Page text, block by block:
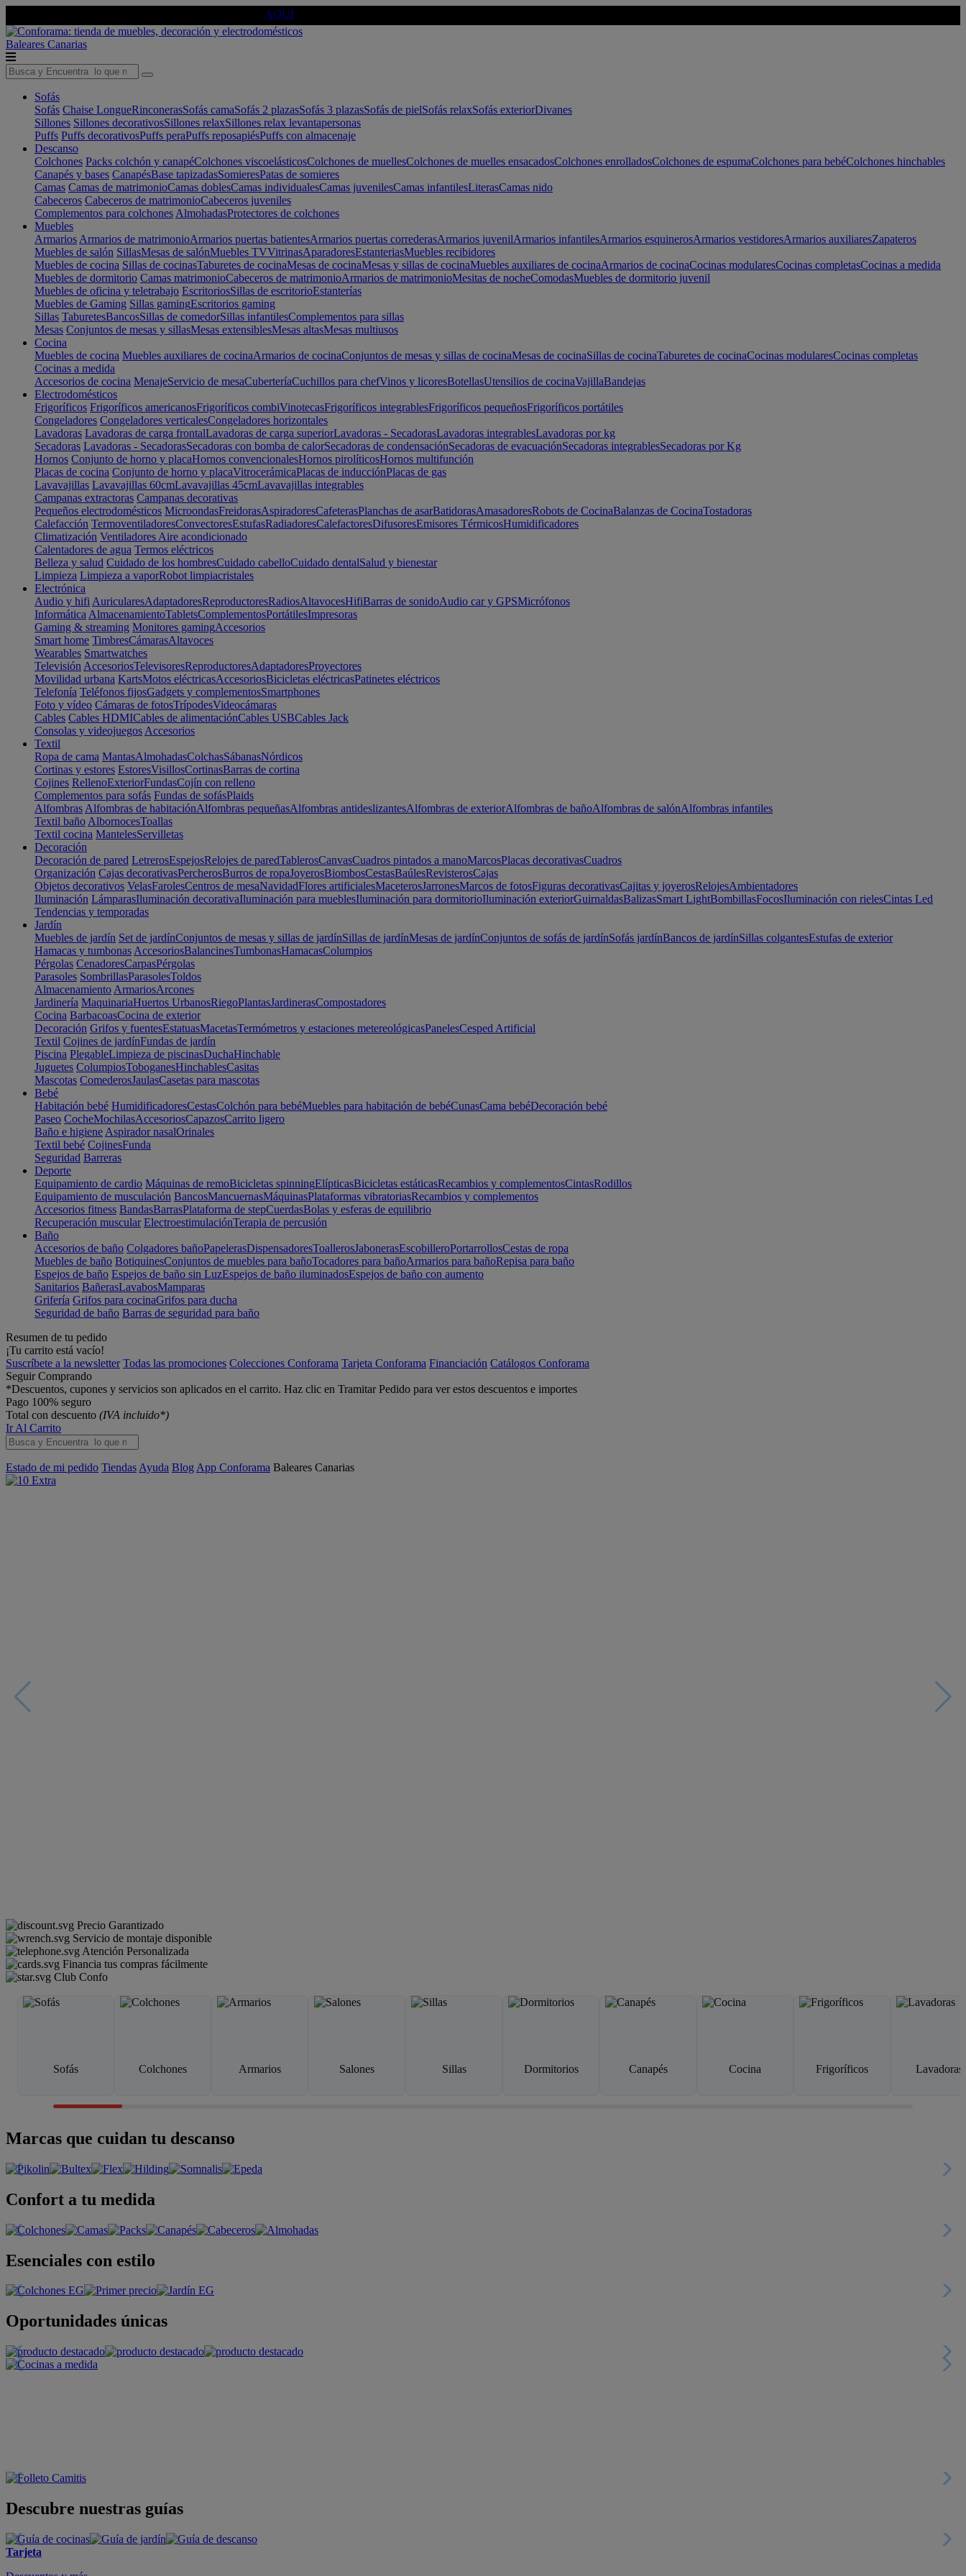
AQUÍ
Baleares Canarias
Sofás
Sofás Chaise LongueRinconerasSofás camaSofás 2 plazasSofás 3 plazasSofás de pielSofás relaxSofás exteriorDivanes
Sillones Sillones decorativosSillones relaxSillones relax levantapersonas
Puffs Puffs decorativosPuffs peraPuffs reposapiésPuffs con almacenaje
Descanso
Colchones Packs colchón y canapéColchones viscoelásticosColchones de muellesColchones de muelles ensacadosColchones enrolladosColchones de espumaColchones para bebéColchones hinchables
Canapés y bases CanapésBase tapizadasSomieresPatas de somieres
Camas Camas de matrimonioCamas doblesCamas individualesCamas juvenilesCamas infantilesLiterasCamas nido
Cabeceros Cabeceros de matrimonioCabeceros juveniles
Complementos para colchones AlmohadasProtectores de colchones
Muebles
Armarios Armarios de matrimonioArmarios puertas batientesArmarios puertas correderasArmarios juvenilArmarios infantilesArmarios esquinerosArmarios vestidoresArmarios auxiliaresZapateros
Muebles de salón SillasMesas de salónMuebles TVVitrinasAparadoresEstanteriasMuebles recibidores
Muebles de cocina Sillas de cocinasTaburetes de cocinaMesas de cocinaMesas y sillas de cocinaMuebles auxiliares de cocinaArmarios de cocinaCocinas modularesCocinas completasCocinas a medida
Muebles de dormitorio Camas matrimonioCabeceros de matrimonioArmarios de matrimonioMesitas de nocheComodasMuebles de dormitorio juvenil
Muebles de oficina y teletrabajo EscritoriosSillas de escritorioEstanterías
Muebles de Gaming Sillas gamingEscritorios gaming
Sillas TaburetesBancosSillas de comedorSillas infantilesComplementos para sillas
Mesas Conjuntos de mesas y sillasMesas extensiblesMesas altasMesas multiusos
Cocina
Muebles de cocina Muebles auxiliares de cocinaArmarios de cocinaConjuntos de mesas y sillas de cocinaMesas de cocinaSillas de cocinaTaburetes de cocinaCocinas modularesCocinas completas
Cocinas a medida
Accesorios de cocina MenajeServicio de mesaCuberteríaCuchillos para chefVinos y licoresBotellasUtensilios de cocinaVajillaBandejas
Electrodomésticos
Frigoríficos Frigoríficos americanosFrigoríficos combiVinotecasFrigoríficos integrablesFrigoríficos pequeñosFrigoríficos portátiles
Congeladores Congeladores verticalesCongeladores horizontales
Lavadoras Lavadoras de carga frontalLavadoras de carga superiorLavadoras - SecadorasLavadoras integrablesLavadoras por kg
Secadoras Lavadoras - SecadorasSecadoras con bomba de calorSecadoras de condensaciónSecadoras de evacuaciónSecadoras integrablesSecadoras por Kg
Hornos Conjunto de horno y placaHornos convencionalesHornos pirolíticosHornos multifunción
Placas de cocina Conjunto de horno y placaVitrocerámicaPlacas de inducciónPlacas de gas
Lavavajillas Lavavajillas 60cmLavavajillas 45cmLavavajillas integrables
Campanas extractoras Campanas decorativas
Pequeños electrodomésticos MicroondasFreidorasAspiradoresCafeterasPlanchas de asarBatidorasAmasadoresRobots de CocinaBalanzas de CocinaTostadoras
Calefacción TermoventiladoresConvectoresEstufasRadiadoresCalefactoresDifusoresEmisores TérmicosHumidificadores
Climatización Ventiladores Aire acondicionado
Calentadores de agua Termos eléctricos
Belleza y salud Cuidado de los hombresCuidado cabelloCuidado dentalSalud y bienestar
Limpieza Limpieza a vaporRobot limpiacristales
Electrónica
Audio y hifi AuricularesAdaptadoresReproductoresRadiosAltavocesHifiBarras de sonidoAudio car y GPSMicrófonos
Informática AlmacenamientoTabletsComplementosPortátilesImpresoras
Gaming & streaming Monitores gamingAccesorios
Smart home TimbresCámarasAltavoces
Wearables Smartwatches
Televisión AccesoriosTelevisoresReproductoresAdaptadoresProyectores
Movilidad urbana KartsMotos eléctricasAccesoriosBicicletas eléctricasPatinetes eléctricos
Telefonía Teléfonos fijosGadgets y complementosSmartphones
Foto y vídeo Cámaras de fotosTrípodesVideocámaras
Cables Cables HDMICables de alimentaciónCables USBCables Jack
Consolas y videojuegos Accesorios
Textil
Ropa de cama MantasAlmohadasColchasSábanasNórdicos
Cortinas y estores EstoresVisillosCortinasBarras de cortina
Cojines RellenoExteriorFundasCojín con relleno
Complementos para sofás Fundas de sofásPlaids
Alfombras Alfombras de habitaciónAlfombras pequeñasAlfombras antideslizantesAlfombras de exteriorAlfombras de bañoAlfombras de salónAlfombras infantiles
Textil baño AlbornocesToallas
Textil cocina MantelesServilletas
Decoración
Decoración de pared LetrerosEspejosRelojes de paredTablerosCanvasCuadros pintados a manoMarcosPlacas decorativasCuadros
Organización Cajas decorativasPercherosBurros de ropaJoyerosBiombosCestasBaúlesRevisterosCajas
Objetos decorativos VelasFarolesCentros de mesaNavidadFlores artificialesMaceterosJarronesMarcos de fotosFiguras decorativasCajitas y joyerosRelojesAmbientadores
Iluminación LámparasIluminación decorativaIluminación para mueblesIluminación para dormitorioIluminación exteriorGuirnaldasBalizasSmart LightBombillasFocosIluminación con rielesCintas Led
Tendencias y temporadas
Jardín
Muebles de jardín Set de jardínConjuntos de mesas y sillas de jardínSillas de jardínMesas de jardínConjuntos de sofás de jardínSofás jardínBancos de jardínSillas colgantesEstufas de exterior
Hamacas y tumbonas AccesoriosBalancinesTumbonasHamacasColumpios
Pérgolas CenadoresCarpasPérgolas
Parasoles SombrillasParasolesToldos
Almacenamiento ArmariosArcones
Jardinería MaquinariaHuertos UrbanosRiegoPlantasJardinerasCompostadores
Cocina BarbacoasCocina de exterior
Decoración Grifos y fuentesEstatuasMacetasTermómetros y estaciones metereológicasPanelesCesped Artificial
Textil Cojines de jardínFundas de jardín
Piscina PlegableLimpieza de piscinasDuchaHinchable
Juguetes ColumpiosToboganesHinchablesCasitas
Mascotas ComederosJaulasCasetas para mascotas
Bebé
Habitación bebé HumidificadoresCestasColchón para bebéMuebles para habitación de bebéCunasCama bebéDecoración bebé
Paseo CocheMochilasAccesoriosCapazosCarrito ligero
Baño e higiene Aspirador nasalOrinales
Textil bebé CojinesFunda
Seguridad Barreras
Deporte
Equipamiento de cardio Máquinas de remoBicicletas spinningElípticasBicicletas estáticasRecambios y complementosCintasRodillos
Equipamiento de musculación BancosMancuernasMáquinasPlataformas vibratoriasRecambios y complementos
Accesorios fitness BandasBarrasPlataforma de stepCuerdasBolas y esferas de equilibrio
Recuperación muscular ElectroestimulaciónTerapia de percusión
Baño
Accesorios de baño Colgadores bañoPapelerasDispensadoresToallerosJabonerasEscobilleroPortarrollosCestas de ropa
Muebles de baño BotiquinesConjuntos de muebles para bañoTocadores para bañoArmarios para bañoRepisa para baño
Espejos de baño Espejos de baño sin LuzEspejos de baño iluminadosEspejos de baño con aumento
Sanitarios BañerasLavabosMamparas
Grifería Grifos para cocinaGrifos para ducha
Seguridad de baño Barras de seguridad para baño
Resumen de tu pedido
¡Tu carrito está vacío!
Suscríbete a la newsletter Todas las promociones Colecciones Conforama Tarjeta Conforama Financiación Catálogos Conforama
Seguir Comprando
*Descuentos, cupones y servicios son aplicados en el carrito. Haz clic en Tramitar Pedido para ver estos descuentos e importes
Pago 100% seguro
Total con descuento (IVA incluido*)
Ir Al Carrito
Estado de mi pedido Tiendas Ayuda Blog App Conforama Baleares Canarias
Precio Garantizado
Servicio de montaje disponible
Atención Personalizada
Financia tus compras fácilmente
Club Confo
Sofás Colchones Armarios Salones Sillas Dormitorios Canapés Cocina Frigoríficos Lavadoras
Marcas que cuidan tu descanso
Confort a tu medida
Esenciales con estilo
Oportunidades únicas
Descubre nuestras guías
Tarjeta